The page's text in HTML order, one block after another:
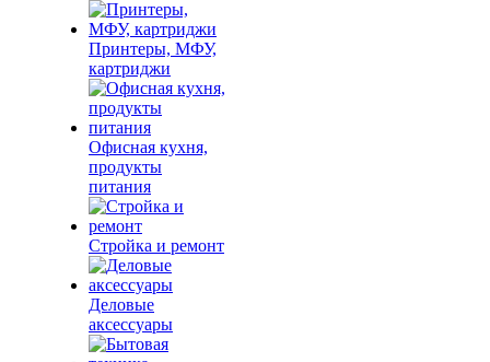
Принтеры, МФУ,
картриджи
Офисная кухня,
продукты
питания
Стройка и ремонт
Деловые
аксессуары